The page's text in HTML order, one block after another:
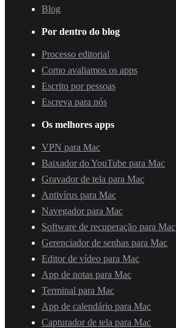
Blog
Por dentro do blog
Processo editorial
Como avaliamos os apps
Escrito por pessoas
Escreva para nós
Os melhores apps
VPN para Mac
Baixador do YouTube para Mac
Gravador de tela para Mac
Antivírus para Mac
Navegador para Mac
Software de recuperação para Mac
Gerenciador de senhas para Mac
Editor de vídeo para Mac
App de notas para Mac
Terminal para Mac
App de calendário para Mac
Capturador de tela para Mac